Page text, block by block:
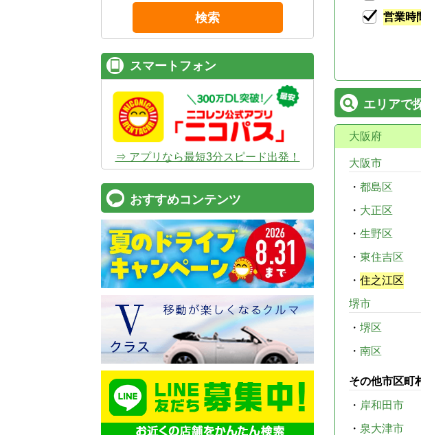
営業時
エリアで
大阪府
大阪市
・ 都島区
・ 大正区
・ 生野区
・ 東住吉区
・ 住之江区
堺市
・ 堺区
・ 南区
その他市区町
・ 岸和田市
・ 泉大津市
検索
スマートフォン
⇒ アプリなら最短3分スピード出発！
おすすめコンテンツ